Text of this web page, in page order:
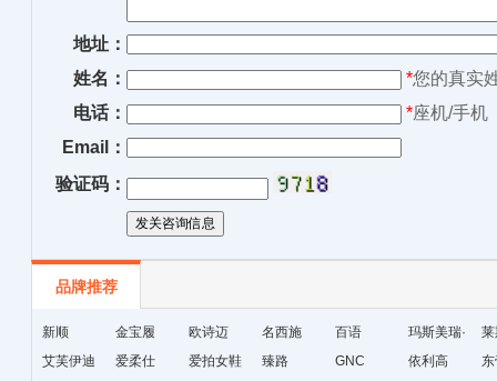
地址：
姓名：
*您的真实
电话：
*座机/手机
Email：
验证码：
品牌推荐
新顺 金宝履 欧诗迈 名西施 百语
玛斯美瑞·
琳
艾芙伊迪
爱柔仕 爱拍女鞋 臻路 GNC 依利高